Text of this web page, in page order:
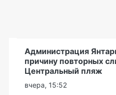
Администрация
причину повторных
Центральный пляж
вчера, 15:52